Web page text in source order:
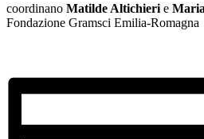
coordinano Matilde Altichieri e
Fondazione Gramsci Emilia-Romagna